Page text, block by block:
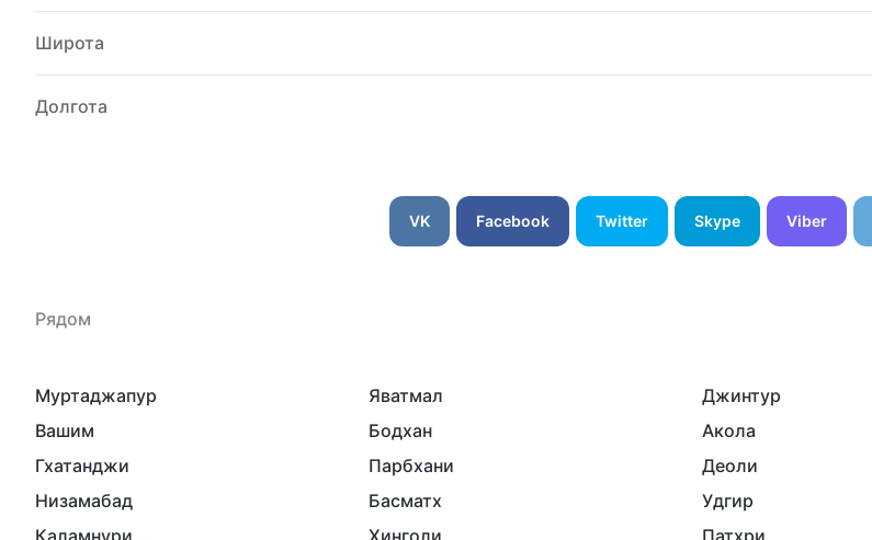
Широта
Долгота
VK Facebook Twitter Skype Viber
Рядом
Муртаджапур Яватмал Джинтур
Вашим
Бодхан Акола
Гхатанджи
Парбхани Деоли
Низамабад
Басматх Удгир
Каламнури
Хинголи Патхри